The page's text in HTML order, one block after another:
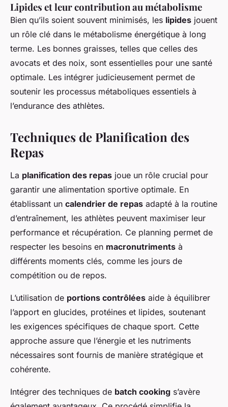
Lipides et leur contribution au métabolisme
Bien qu’ils soient souvent minimisés, les lipides jouent
un rôle clé dans le métabolisme énergétique à long
terme. Les bonnes graisses, telles que celles des
avocats et des noix, sont essentielles pour une santé
optimale. Les intégrer judicieusement permet de
soutenir les processus métaboliques essentiels à
l’endurance des athlètes.
Techniques de Planification des
Repas
La planification des repas joue un rôle crucial pour
garantir une alimentation sportive optimale. En
établissant un calendrier de repas adapté à la routine
d’entraînement, les athlètes peuvent maximiser leur
performance et récupération. Ce planning permet de
respecter les besoins en macronutriments à
différents moments clés, comme les jours de
compétition ou de repos.
L’utilisation de portions contrôlées aide à équilibrer
l’apport en glucides, protéines et lipides, soutenant
les exigences spécifiques de chaque sport. Cette
approche assure que l’énergie et les nutriments
nécessaires sont fournis de manière stratégique et
cohérente.
Intégrer des techniques de batch cooking s’avère